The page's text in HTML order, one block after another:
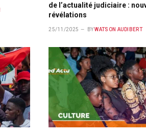
de l’actualité judiciaire :
révélations
25/11/2025 BY WATSON AUDIBERT